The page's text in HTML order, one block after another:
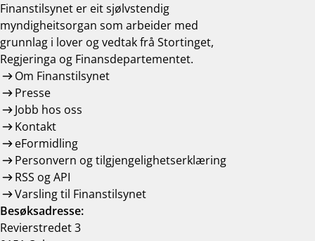
Finanstilsynet er eit sjølvstendig
myndigheitsorgan som arbeider med
grunnlag i lover og vedtak frå Stortinget,
Regjeringa og Finansdepartementet.
Om Finanstilsynet
Presse
Jobb hos oss
Kontakt
eFormidling
Personvern og tilgjengelighetserklæring
RSS og API
Varsling til Finanstilsynet
Besøksadresse:
Revierstredet 3